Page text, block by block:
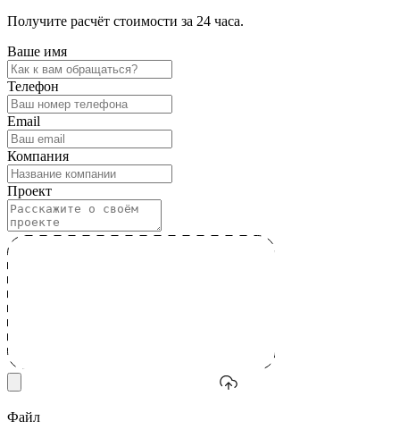
Получите расчёт стоимости за 24 часа.
Ваше имя
Телефон
Email
Компания
Проект
Файл